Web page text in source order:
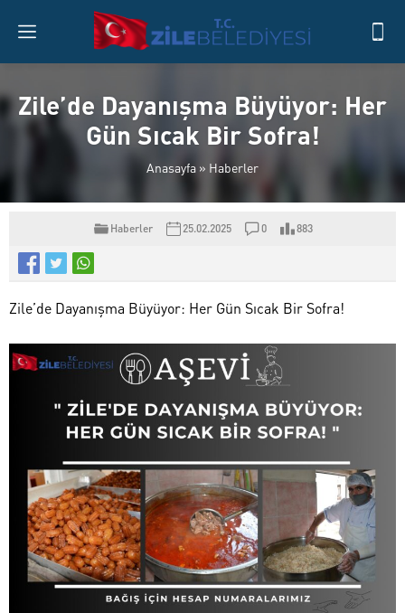
Zile’de Dayanışma Büyüyor: Her
Gün Sıcak Bir Sofra!
Anasayfa » Haberler
Haberler 25.02.2025 0 883
Zile’de Dayanışma Büyüyor: Her Gün Sıcak Bir Sofra!